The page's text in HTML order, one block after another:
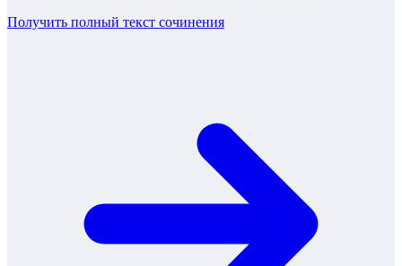
Получить полный текст сочинения